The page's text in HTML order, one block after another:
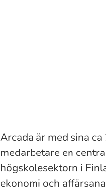
Arcada är med sina ca
medarbetare en
högskolesektorn i
ekonomi och